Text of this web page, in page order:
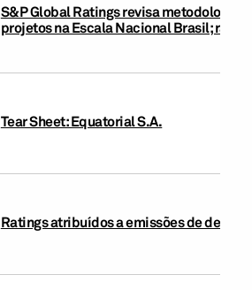
S&P Global Ratings revisa
projetos na Escala Nacional Brasil;
Tear Sheet: Equatorial S.A.
Ratings atribuídos a emissões de